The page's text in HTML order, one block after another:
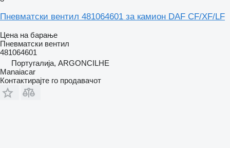
Пневматски вентил 481064601 за камион DAF CF/XF/LF
Цена на барање
Пневматски вентил
481064601
Португалија, ARGONCILHE
Manaiacar
Контактирајте го продавачот